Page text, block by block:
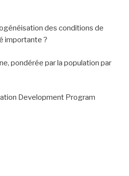
des conditions de
importante ?
pondérée par la population par
Development Program